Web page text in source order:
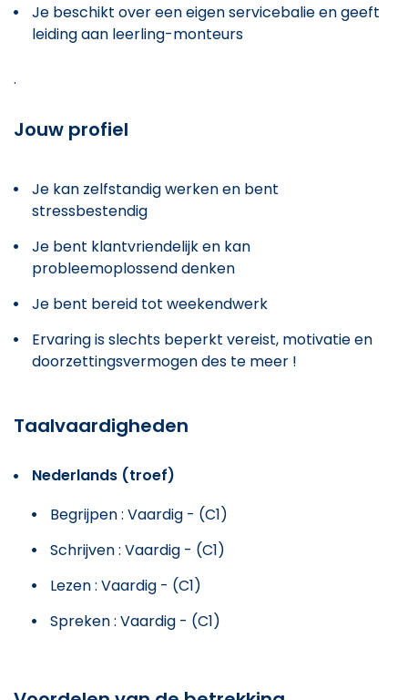
Je beschikt over een eigen servicebalie en geeft
leiding aan leerling-monteurs
.
Jouw profiel
Je kan zelfstandig werken en bent
stressbestendig
Je bent klantvriendelijk en kan
probleemoplossend denken
Je bent bereid tot weekendwerk
Ervaring is slechts beperkt vereist, motivatie en
doorzettingsvermogen des te meer !
Taalvaardigheden
Nederlands (troef)
Begrijpen : Vaardig - (C1)
Schrijven : Vaardig - (C1)
Lezen : Vaardig - (C1)
Spreken : Vaardig - (C1)